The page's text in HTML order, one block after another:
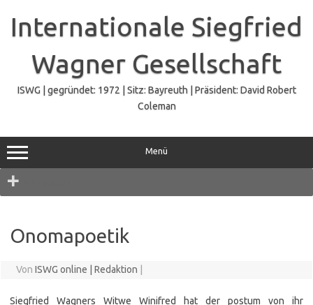
springen
Internationale Siegfried
Wagner Gesellschaft
ISWG | gegründet: 1972 | Sitz: Bayreuth | Präsident: David Robert
Coleman
Menü
Onomapoetik
Von ISWG online | Redaktion
Siegfried Wagners Witwe Winifred hat der postum von ihr